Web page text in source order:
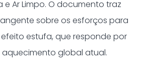
e Ar Limpo. O documento traz
sobre os esforços para
estufa, que responde por
global atual.